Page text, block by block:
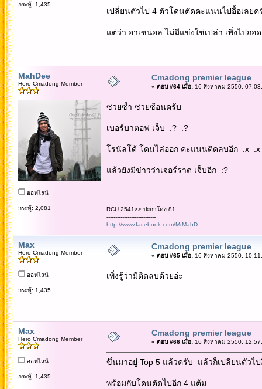
กระทู้: 1,435
เปลี่ยนตัวไป 4 ตัวโดนตัดคะแนนไปอื้อเลยค
แต่ว่า อาเซนอล ไม่มีแข่งใช่เปล่า เพิ่งไปถอ
MahDee
Hero Cmadong Member
ออฟไลน์
กระทู้: 2,081
Cmadong premier league
« ตอบ #64 เมื่อ:16 สิงหาคม 2550,
ซวยซ้ำ ซวยซ้อนครับ
เบอร์บาตอฟ เจ็บ :? :?
โรนัลโด้ โดนไล่ออก คะแนนติดลบอีก :x :x
แล้วยังมีข่าวว่าเจอร์ราด เจ็บอีก :?
RCU 2541>> ปะกาโด่ง 81
----------------------------
http://www.facebook.com/MrMahD
Max
Hero Cmadong Member
ออฟไลน์
กระทู้: 1,435
Cmadong premier league
« ตอบ #65 เมื่อ:16 สิงหาคม 2550,
เพิ่งรู้ว่ามีติดลบด้วยอ่ะ
Max
Hero Cmadong Member
ออฟไลน์
กระทู้: 1,435
Cmadong premier league
« ตอบ #66 เมื่อ:16 สิงหาคม 2550,
ขึ้นมาอยู่ Top 5 แล้วครับ แล้วก็เปลียนตัวไ
พร้อมกับโดนตัดไปอีก 4 แต้ม